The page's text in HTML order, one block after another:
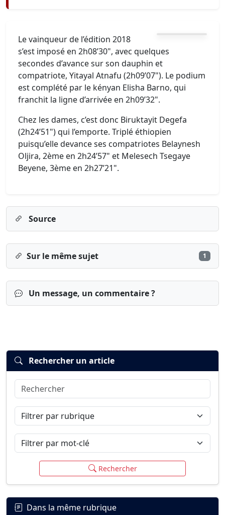
Le vainqueur de l’édition 2018
s’est imposé en 2h08’30", avec quelques
secondes d’avance sur son dauphin et
compatriote, Yitayal Atnafu (2h09’07"). Le podium
est complété par le kényan Elisha Barno, qui
franchit la ligne d’arrivée en 2h09’32".
Chez les dames, c’est donc Biruktayit Degefa
(2h24’51") qui l’emporte. Triplé éthiopien
puisqu’elle devance ses compatriotes Belaynesh
Oljira, 2ème en 2h24’57" et Melesech Tsegaye
Beyene, 3ème en 2h27’21".
Source
Sur le même sujet 1
Un message, un commentaire ?
Connexion
Rechercher un article
Rechercher
Filtrer par rubrique
Filtrer par mot-clé
Rechercher
Dans la même rubrique